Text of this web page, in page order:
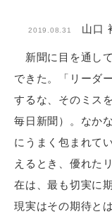
2019.08.31 山口
新聞に目を通し
できた。「リーダ
するな、そのミス
毎日新聞）。なか
にうまく包まれて
えるとき、優れた
在は、最も切実に
現実はその期待と